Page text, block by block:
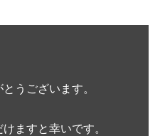
うございます。
ますと幸いです。